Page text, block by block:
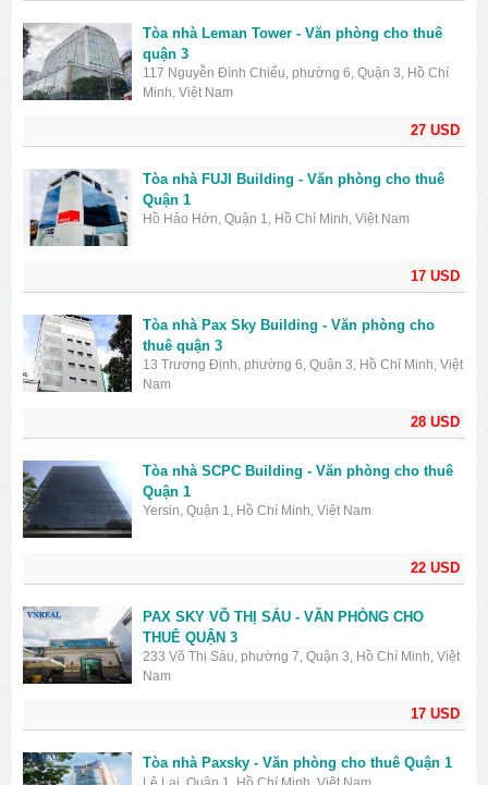
27 USD
Tòa nhà Leman Tower - Văn phòng cho thuê
quận 3
117 Nguyễn Đình Chiểu, phường 6, Quận 3, Hồ Chí
Minh, Việt Nam
17 USD
Tòa nhà FUJI Building - Văn phòng cho thuê
Quận 1
Hồ Hảo Hớn, Quận 1, Hồ Chí Minh, Việt Nam
28 USD
Tòa nhà Pax Sky Building - Văn phòng cho
thuê quận 3
13 Trương Định, phường 6, Quận 3, Hồ Chí Minh, Việt
Nam
22 USD
Tòa nhà SCPC Building - Văn phòng cho thuê
Quận 1
Yersin, Quận 1, Hồ Chí Minh, Việt Nam
17 USD
PAX SKY VÕ THỊ SÁU - VĂN PHÒNG CHO
THUÊ QUẬN 3
233 Võ Thị Sáu, phường 7, Quận 3, Hồ Chí Minh, Việt
Nam
Tòa nhà Paxsky - Văn phòng cho thuê Quận 1